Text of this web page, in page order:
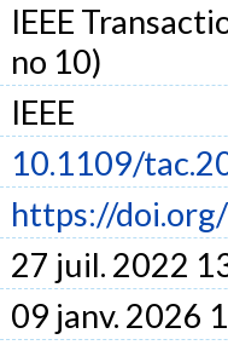
IEEE
no 10)
IEEE
10.1109/
https://
27 juil. 2022
09 janv. 2026